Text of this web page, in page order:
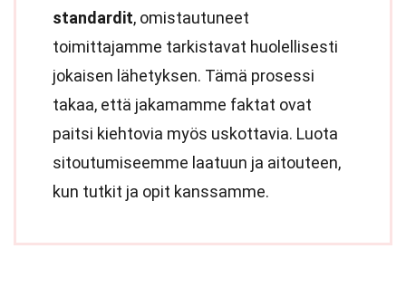
standardit, omistautuneet
toimittajamme tarkistavat huolellisesti
jokaisen lähetyksen. Tämä prosessi
takaa, että jakamamme faktat ovat
paitsi kiehtovia myös uskottavia. Luota
sitoutumiseemme laatuun ja aitouteen,
kun tutkit ja opit kanssamme.